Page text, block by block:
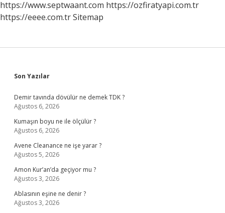
https://www.septwaant.com https://ozfiratyapi.com.tr
https://eeee.com.trSitemap
Sidebar
Son Yazılar
Demir tavında dövülür ne demek TDK ?
Ağustos 6, 2026
Kumaşın boyu ne ile ölçülür ?
Ağustos 6, 2026
Avene Cleanance ne işe yarar ?
Ağustos 5, 2026
Amon Kur’an’da geçiyor mu ?
Ağustos 3, 2026
Ablasının eşine ne denir ?
Ağustos 3, 2026